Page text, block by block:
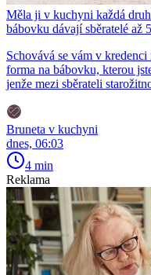
Měla ji v kuchyni každá
bábovku dávají sběratelé až
Schovává se vám v
forma na bábovku, kterou
jenže mezi sběrateli
Bruneta v kuchyni
dnes, 06:03
4 min
Reklama